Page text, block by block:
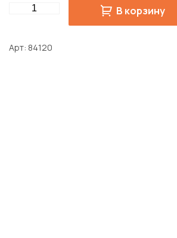
Quantity В корзину
Арт 84120